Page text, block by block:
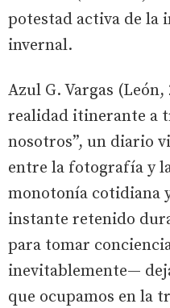
potestad activa de
invernal.
Azul G. Vargas
realidad itinerante a
nosotros”, un diario
entre la fotografía y
monotonía cotidiana
instante retenido
para tomar
inevitablemente—
que ocupamos en la